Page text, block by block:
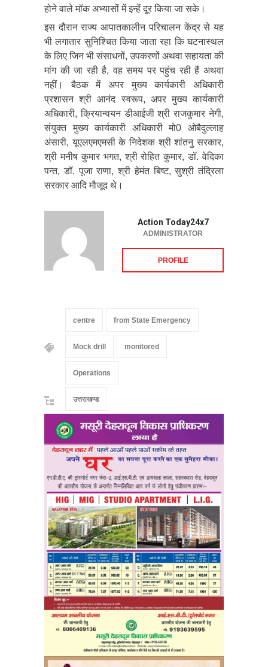
होने वाले मॉक अभ्यासों में इन्हें दूर किया जा सके।
इस दौरान राज्य आपातकालीन परिचालन केंद्र से यह
भी लगातार सुनिश्चित किया जाता रहा कि घटनास्थल
के लिए जिन भी संसाधनों, उपकरणों अथवा सहायता की
मांग की जा रही है, वह समय पर पहुंच रही हैं अथवा
नहीं। बैठक में अपर मुख्य कार्यकारी अधिकारी
प्रशासन श्री आनंद स्वरूप, अपर मुख्य कार्यकारी
अधिकारी, क्रियान्वयन डीआईजी श्री राजकुमार नेगी,
संयुक्त मुख्य कार्यकारी अधिकारी मो0 ओबैदुल्लाह
अंसारी, यूएलएमएमसी के निदेशक श्री शांतनु सरकार,
श्री मनीष कुमार भगत, श्री रोहित कुमार, डॉ. वेदिका
पन्त, डॉ. पूजा राणा, श्री हेमंत बिष्ट, सुश्री तंद्रिला
सरकार आदि मौजूद थे।
Action Today24x7
ADMINISTRATOR
PROFILE
centre from State Emergency
Mock drill monitored
Operations
उत्तराखण्ड